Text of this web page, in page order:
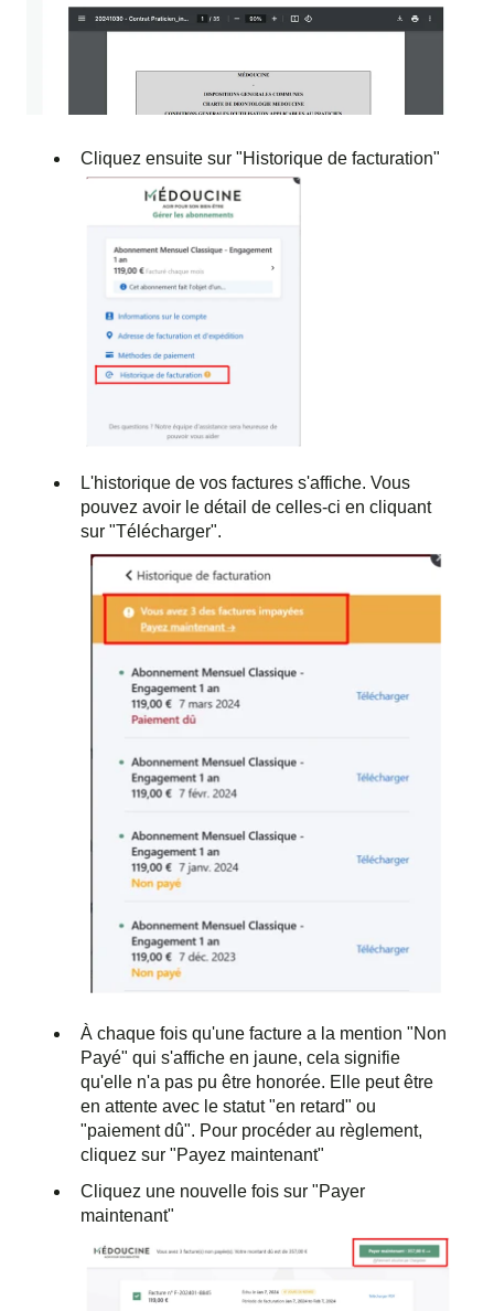
Cliquez ensuite sur "Historique de facturation"
L'historique de vos factures s'affiche. Vous
pouvez avoir le détail de celles-ci en cliquant
sur "Télécharger".
À chaque fois qu'une facture a la mention "Non
Payé" qui s'affiche en jaune, cela signifie
qu'elle n'a pas pu être honorée. Elle peut être
en attente avec le statut "en retard" ou
"paiement dû". Pour procéder au règlement,
cliquez sur "Payez maintenant"
Cliquez une nouvelle fois sur "Payer
maintenant"